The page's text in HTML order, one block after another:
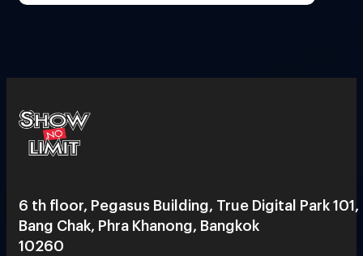
6 th floor, Pegasus Building, True Digital Park 101,
Bang Chak, Phra Khanong, Bangkok
10260